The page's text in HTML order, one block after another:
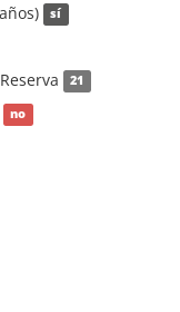
sí
21
no